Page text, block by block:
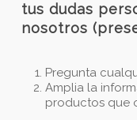
tus dudas
nosotros
Pregunta
Amplia la
productos que